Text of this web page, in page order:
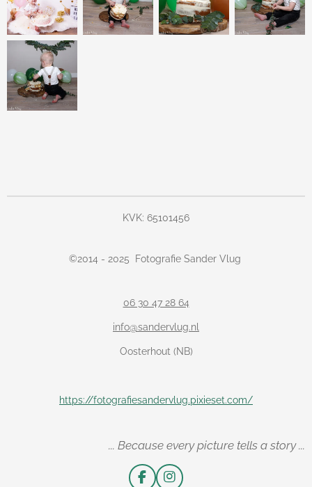
KVK: 65101456
©2014 - 2025 Fotografie Sander Vlug
06 30 47 28 64
info@sandervlug.nl
Oosterhout (NB)
https://fotografiesandervlug.pixieset.com/
... Because every picture tells a story ...
F I